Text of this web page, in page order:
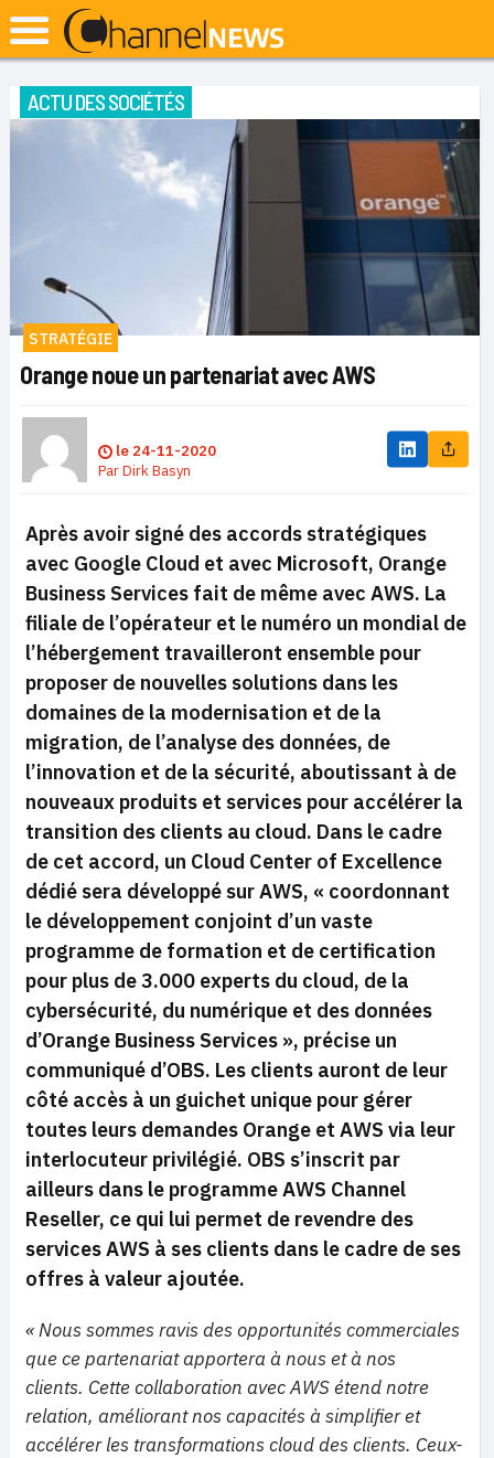
ACTU DES SOCIÉTÉS
STRATÉGIE
Orange noue un partenariat avec AWS
le 24-11-2020
ParDirk Basyn
Après avoir signé des accords stratégiques
avec Google Cloud et avec Microsoft, Orange
Business Services fait de même avec AWS. La
filiale de l’opérateur et le numéro un mondial de
l’hébergement travailleront ensemble pour
proposer de nouvelles solutions dans les
domaines de la modernisation et de la
migration, de l’analyse des données, de
l’innovation et de la sécurité, aboutissant à de
nouveaux produits et services pour accélérer la
transition des clients au cloud. Dans le cadre
de cet accord, un Cloud Center of Excellence
dédié sera développé sur AWS, « coordonnant
le développement conjoint d’un vaste
programme de formation et de certification
pour plus de 3.000 experts du cloud, de la
cybersécurité, du numérique et des données
d’Orange Business Services », précise un
communiqué d’OBS. Les clients auront de leur
côté accès à un guichet unique pour gérer
toutes leurs demandes Orange et AWS via leur
interlocuteur privilégié. OBS s’inscrit par
ailleurs dans le programme AWS Channel
Reseller, ce qui lui permet de revendre des
services AWS à ses clients dans le cadre de ses
offres à valeur ajoutée.
« Nous sommes ravis des opportunités commerciales
que ce partenariat apportera à nous et à nos
clients. Cette collaboration avec AWS étend notre
relation, améliorant nos capacités à simplifier et
accélérer les transformations cloud des clients. Ceux-